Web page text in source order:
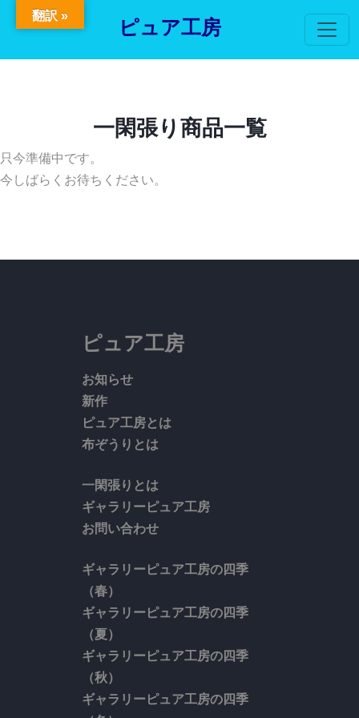
ピュア工房
一閑張り商品一覧
只今準備中です。
今しばらくお待ちください。
ピュア工房
お知らせ
新作
ピュア工房とは
布ぞうりとは
一閑張りとは
ギャラリーピュア工房
お問い合わせ
ギャラリーピュア工房の四季
（春）
ギャラリーピュア工房の四季
（夏）
ギャラリーピュア工房の四季
（秋）
ギャラリーピュア工房の四季
翻訳 »